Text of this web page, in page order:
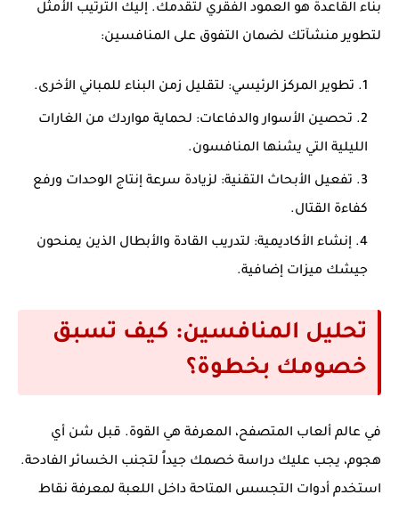
بناء القاعدة هو العمود الفقري لتقدمك. إليك الترتيب الأمثل
لتطوير منشآتك لضمان التفوق على المنافسين:
تطوير المركز الرئيسي: لتقليل زمن البناء للمباني الأخرى.
تحصين الأسوار والدفاعات: لحماية مواردك من الغارات
الليلية التي يشنها المنافسون.
تفعيل الأبحاث التقنية: لزيادة سرعة إنتاج الوحدات ورفع
كفاءة القتال.
إنشاء الأكاديمية: لتدريب القادة والأبطال الذين يمنحون
جيشك ميزات إضافية.
تحليل المنافسين: كيف تسبق
خصومك بخطوة؟
في عالم ألعاب المتصفح، المعرفة هي القوة. قبل شن أي
هجوم، يجب عليك دراسة خصمك جيداً لتجنب الخسائر الفادحة.
استخدم أدوات التجسس المتاحة داخل اللعبة لمعرفة نقاط